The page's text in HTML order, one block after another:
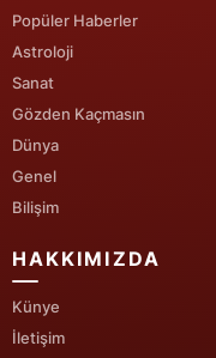
Popüler Haberler
Astroloji
Sanat
Gözden Kaçmasın
Dünya
Genel
Bilişim
HAKKIMIZDA
Künye
İletişim